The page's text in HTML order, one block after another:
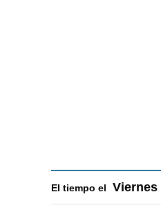
El tiempo el Viernes